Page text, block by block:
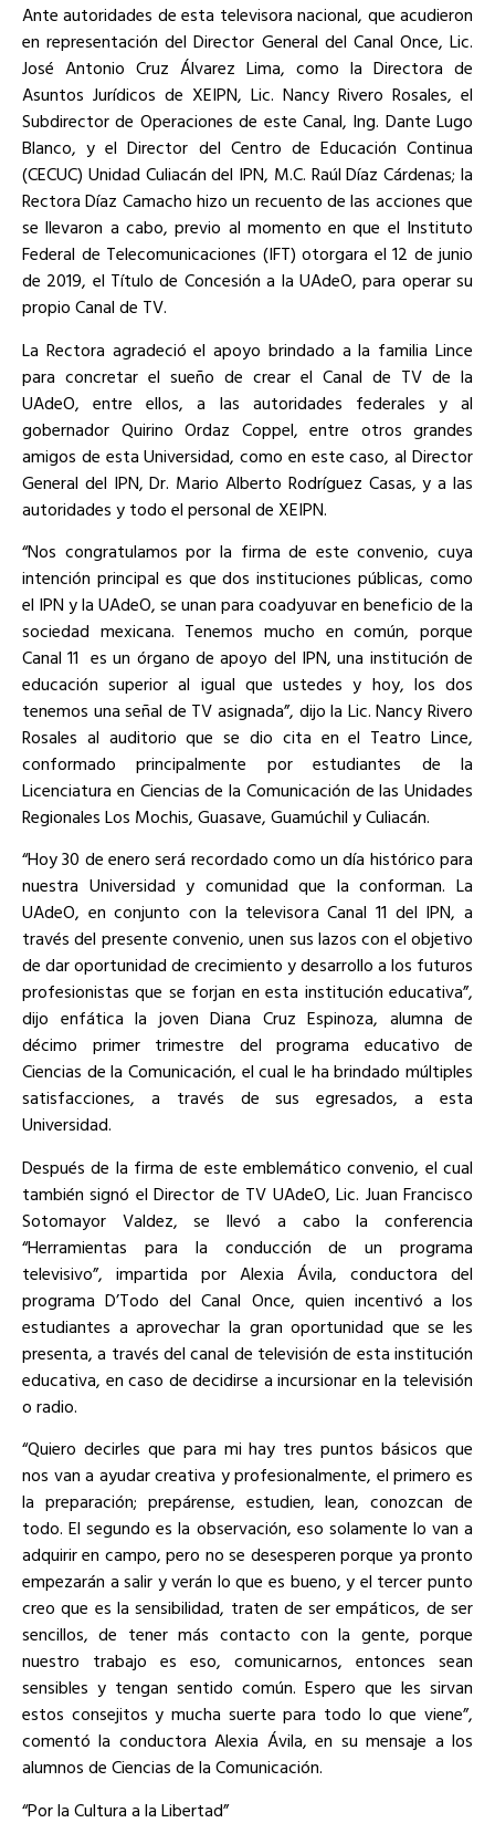
Ante autoridades de esta televisora nacional, que acudieron
en representación del Director General del Canal Once, Lic.
José Antonio Cruz Álvarez Lima, como la Directora de
Asuntos Jurídicos de XEIPN, Lic. Nancy Rivero Rosales, el
Subdirector de Operaciones de este Canal, Ing. Dante Lugo
Blanco, y el Director del Centro de Educación Continua
(CECUC) Unidad Culiacán del IPN, M.C. Raúl Díaz Cárdenas; la
Rectora Díaz Camacho hizo un recuento de las acciones que
se llevaron a cabo, previo al momento en que el Instituto
Federal de Telecomunicaciones (IFT) otorgara el 12 de junio
de 2019, el Título de Concesión a la UAdeO, para operar su
propio Canal de TV.
La Rectora agradeció el apoyo brindado a la familia Lince
para concretar el sueño de crear el Canal de TV de la
UAdeO, entre ellos, a las autoridades federales y al
gobernador Quirino Ordaz Coppel, entre otros grandes
amigos de esta Universidad, como en este caso, al Director
General del IPN, Dr. Mario Alberto Rodríguez Casas, y a las
autoridades y todo el personal de XEIPN.
“Nos congratulamos por la firma de este convenio, cuya
intención principal es que dos instituciones públicas, como
el IPN y la UAdeO, se unan para coadyuvar en beneficio de la
sociedad mexicana. Tenemos mucho en común, porque
Canal 11 es un órgano de apoyo del IPN, una institución de
educación superior al igual que ustedes y hoy, los dos
tenemos una señal de TV asignada”, dijo la Lic. Nancy Rivero
Rosales al auditorio que se dio cita en el Teatro Lince,
conformado principalmente por estudiantes de la
Licenciatura en Ciencias de la Comunicación de las Unidades
Regionales Los Mochis, Guasave, Guamúchil y Culiacán.
“Hoy 30 de enero será recordado como un día histórico para
nuestra Universidad y comunidad que la conforman. La
UAdeO, en conjunto con la televisora Canal 11 del IPN, a
través del presente convenio, unen sus lazos con el objetivo
de dar oportunidad de crecimiento y desarrollo a los futuros
profesionistas que se forjan en esta institución educativa”,
dijo enfática la joven Diana Cruz Espinoza, alumna de
décimo primer trimestre del programa educativo de
Ciencias de la Comunicación, el cual le ha brindado múltiples
satisfacciones, a través de sus egresados, a esta
Universidad.
Después de la firma de este emblemático convenio, el cual
también signó el Director de TV UAdeO, Lic. Juan Francisco
Sotomayor Valdez, se llevó a cabo la conferencia
“Herramientas para la conducción de un programa
televisivo”, impartida por Alexia Ávila, conductora del
programa D’Todo del Canal Once, quien incentivó a los
estudiantes a aprovechar la gran oportunidad que se les
presenta, a través del canal de televisión de esta institución
educativa, en caso de decidirse a incursionar en la televisión
o radio.
“Quiero decirles que para mi hay tres puntos básicos que
nos van a ayudar creativa y profesionalmente, el primero es
la preparación; prepárense, estudien, lean, conozcan de
todo. El segundo es la observación, eso solamente lo van a
adquirir en campo, pero no se desesperen porque ya pronto
empezarán a salir y verán lo que es bueno, y el tercer punto
creo que es la sensibilidad, traten de ser empáticos, de ser
sencillos, de tener más contacto con la gente, porque
nuestro trabajo es eso, comunicarnos, entonces sean
sensibles y tengan sentido común. Espero que les sirvan
estos consejitos y mucha suerte para todo lo que viene”,
comentó la conductora Alexia Ávila, en su mensaje a los
alumnos de Ciencias de la Comunicación.
“Por la Cultura a la Libertad”